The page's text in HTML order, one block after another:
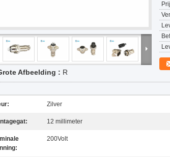
Afbeelding : R
Zilver
12 millimeter
200Volt